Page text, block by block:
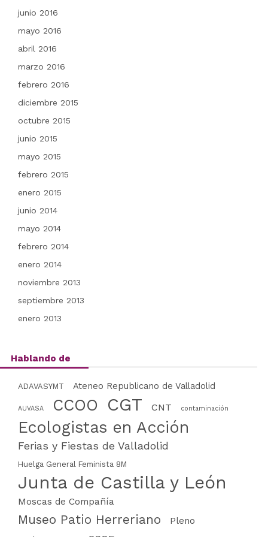
junio 2016
mayo 2016
abril 2016
marzo 2016
febrero 2016
diciembre 2015
octubre 2015
junio 2015
mayo 2015
febrero 2015
enero 2015
junio 2014
mayo 2014
febrero 2014
enero 2014
noviembre 2013
septiembre 2013
enero 2013
Hablando de
ADAVASYMT Ateneo Republicano de Valladolid
AUVASA CCOO CGT CNT contaminación
Ecologistas en Acción
Ferias y Fiestas de Valladolid
Huelga General Feminista 8M
Junta de Castilla y León
Moscas de Compañía
Museo Patio Herreriano Pleno